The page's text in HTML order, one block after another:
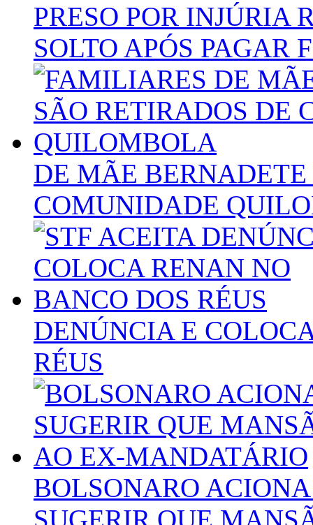
PRESO POR INJÚRIA
SOLTO APÓS PAGAR
DE MÃE
COMUNIDADE
DENÚNCIA E
RÉUS
BOLSONARO
SUGERIR QUE